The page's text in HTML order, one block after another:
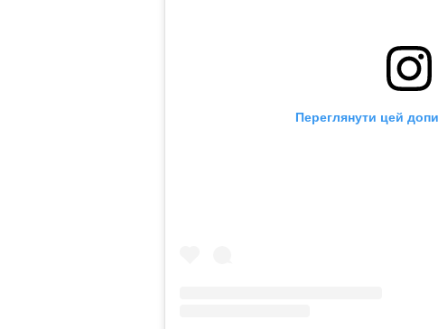
Переглянути цей